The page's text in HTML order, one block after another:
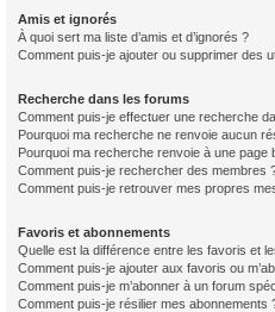
Amis et ignorés
À quoi sert ma liste d’amis et d’ignorés ?
Comment puis-je ajouter ou supprimer des
Recherche dans les forums
Comment puis-je effectuer une recherche
Pourquoi ma recherche ne renvoie aucun
Pourquoi ma recherche renvoie à une page
Comment puis-je rechercher des membres
Comment puis-je retrouver mes propres
Favoris et abonnements
Quelle est la différence entre les favoris et
Comment puis-je ajouter aux favoris ou
Comment puis-je m’abonner à un forum
Comment puis-je résilier mes abonnements